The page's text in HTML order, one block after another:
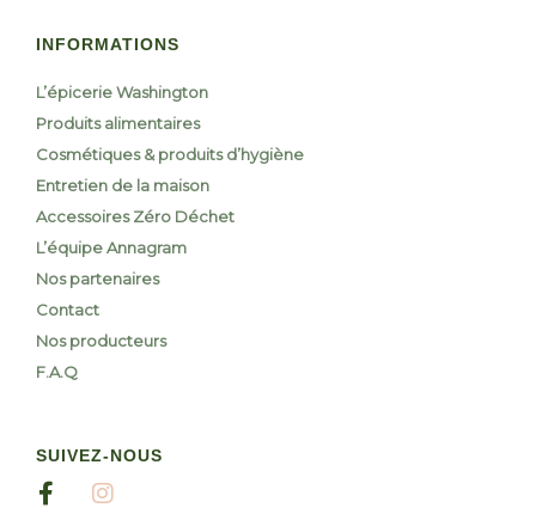
INFORMATIONS
L’épicerie Washington
Produits alimentaires
Cosmétiques & produits d’hygiène
Entretien de la maison
Accessoires Zéro Déchet
L’équipe Annagram
Nos partenaires
Contact
Nos producteurs
F.A.Q
SUIVEZ-NOUS